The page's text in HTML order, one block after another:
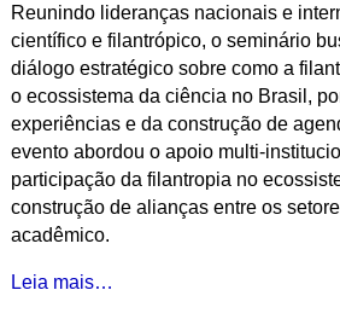
Reunindo lideranças nacionais e
científico e filantrópico, o seminário
diálogo estratégico sobre como a
o ecossistema da ciência no Brasil,
experiências e da construção de
evento abordou o apoio multi-
participação da filantropia no
construção de alianças entre os
acadêmico.
IILeia mais…